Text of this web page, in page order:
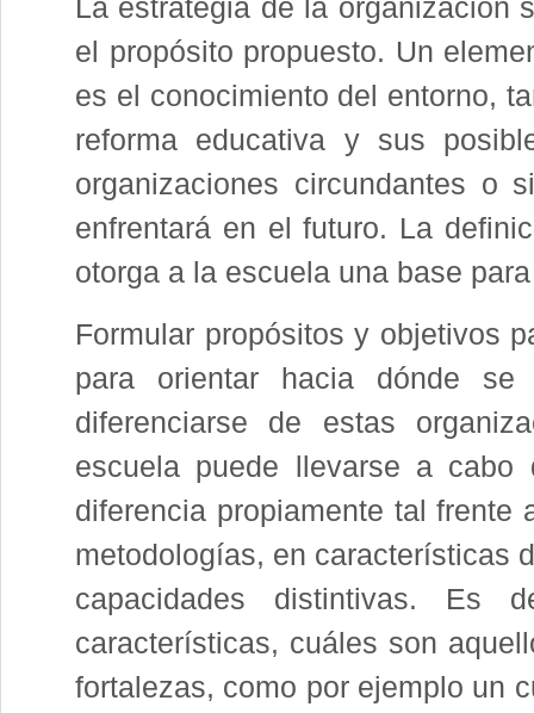
La estrategia de la organización
el propósito propuesto. Un
es el conocimiento del entorno,
reforma educativa y sus
organizaciones circundantes o
enfrentará en el futuro. La
otorga a la escuela una base
Formular propósitos y objetivos
para orientar hacia dónde
diferenciarse de estas
escuela puede llevarse a
diferencia propiamente tal
metodologías, en características
capacidades distintivas. Es
características, cuáles son
fortalezas, como por ejemplo un